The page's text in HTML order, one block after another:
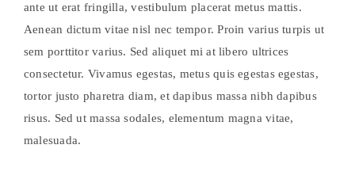
ante ut erat fringilla, vestibulum placerat metus mattis.
Aenean dictum vitae nisl nec tempor. Proin varius turpis ut
sem porttitor varius. Sed aliquet mi at libero ultrices
consectetur. Vivamus egestas, metus quis egestas egestas,
tortor justo pharetra diam, et dapibus massa nibh dapibus
risus. Sed ut massa sodales, elementum magna vitae,
malesuada.